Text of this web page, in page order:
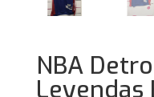
NBA
Leyendas